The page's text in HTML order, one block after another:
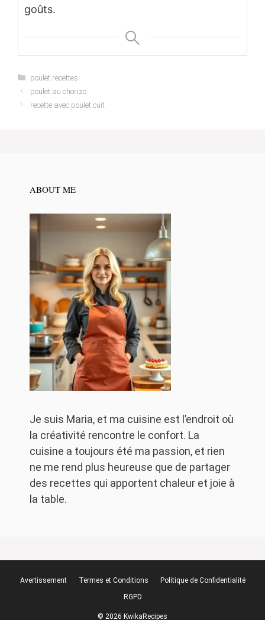
goûts.
Categories
poulet recettes
poulet au chorizo
recette avec poulet cuit
ABOUT ME
Je suis Maria, et ma cuisine est l’endroit où
la créativité rencontre le confort. La
cuisine a toujours été ma passion, et rien
ne me rend plus heureuse que de partager
des recettes qui apportent chaleur et joie à
la table.
Avertissement Termes et Conditions
Politique de Confidentialité
RGPD
© 2026 KwikaRecipes